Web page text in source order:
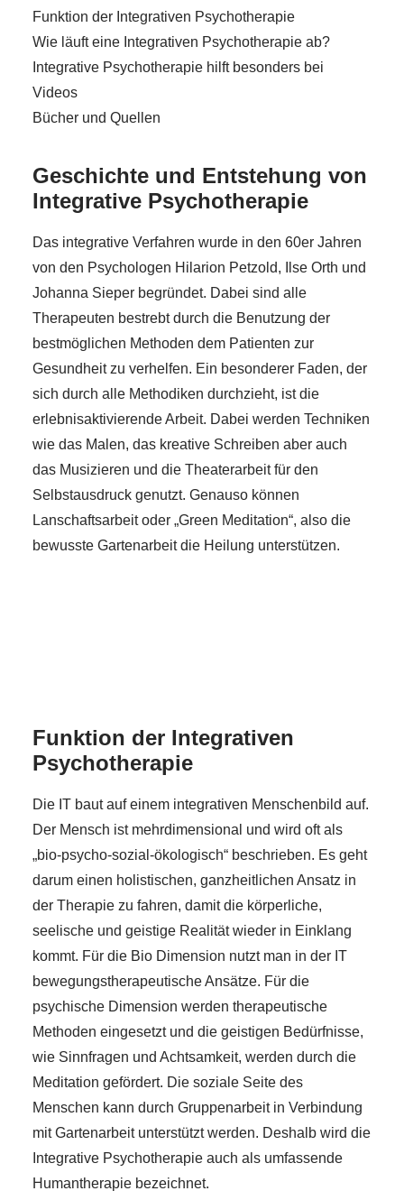
Funktion der Integrativen Psychotherapie
Wie läuft eine Integrativen Psychotherapie ab?
Integrative Psychotherapie hilft besonders bei
Videos
Bücher und Quellen
Geschichte und Entstehung von
Integrative Psychotherapie
Das integrative Verfahren wurde in den 60er Jahren
von den Psychologen Hilarion Petzold, Ilse Orth und
Johanna Sieper begründet. Dabei sind alle
Therapeuten bestrebt durch die Benutzung der
bestmöglichen Methoden dem Patienten zur
Gesundheit zu verhelfen. Ein besonderer Faden, der
sich durch alle Methodiken durchzieht, ist die
erlebnisaktivierende Arbeit. Dabei werden Techniken
wie das Malen, das kreative Schreiben aber auch
das Musizieren und die Theaterarbeit für den
Selbstausdruck genutzt. Genauso können
Lanschaftsarbeit oder „Green Meditation“, also die
bewusste Gartenarbeit die Heilung unterstützen.
Funktion der Integrativen
Psychotherapie
Die IT baut auf einem integrativen Menschenbild auf.
Der Mensch ist mehrdimensional und wird oft als
„bio-psycho-sozial-ökologisch“ beschrieben. Es geht
darum einen holistischen, ganzheitlichen Ansatz in
der Therapie zu fahren, damit die körperliche,
seelische und geistige Realität wieder in Einklang
kommt. Für die Bio Dimension nutzt man in der IT
bewegungstherapeutische Ansätze. Für die
psychische Dimension werden therapeutische
Methoden eingesetzt und die geistigen Bedürfnisse,
wie Sinnfragen und Achtsamkeit, werden durch die
Meditation gefördert. Die soziale Seite des
Menschen kann durch Gruppenarbeit in Verbindung
mit Gartenarbeit unterstützt werden. Deshalb wird die
Integrative Psychotherapie auch als umfassende
Humantherapie bezeichnet.